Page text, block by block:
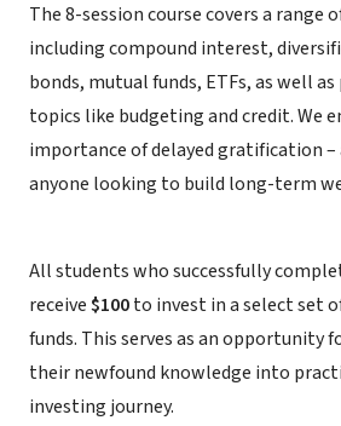
The 8-session course covers a range
including compound interest,
bonds, mutual funds, ETFs, as well
topics like budgeting and credit. We
importance of delayed gratification
anyone looking to build long-term
All students who successfully
receive$100to invest in a select set
funds. This serves as an opportunity
their newfound knowledge into
investing journey.